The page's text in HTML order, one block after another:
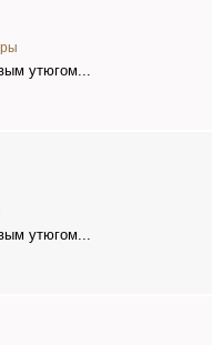
утюгом...
утюгом...